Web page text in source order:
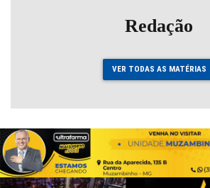
Redação
VER TODAS AS MATÉRIAS